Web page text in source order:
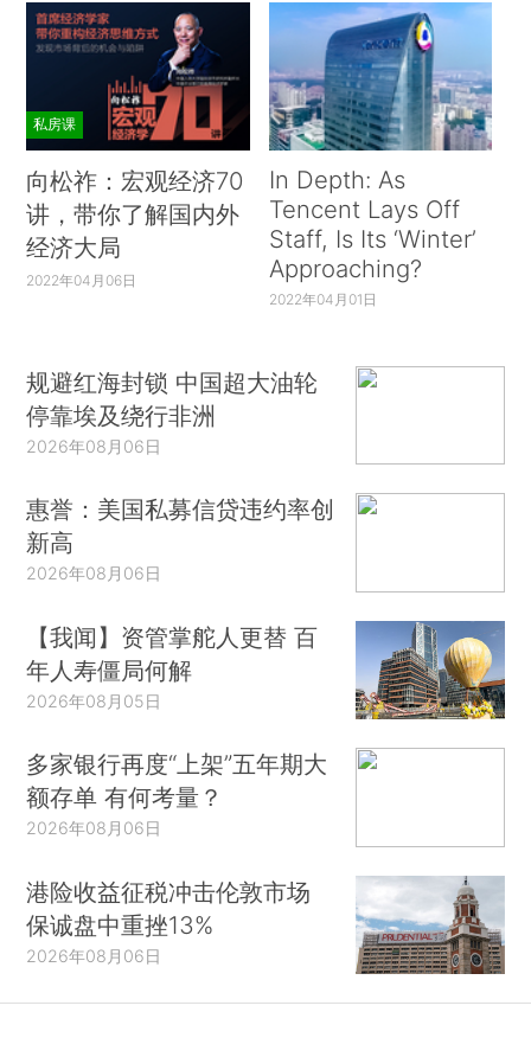
私房课
向松祚：宏观经济70
讲，带你了解国内外
经济大局
2022年04月06日
In Depth: As
Tencent Lays Off
Staff, Is Its ‘Winter’
Approaching?
2022年04月01日
规避红海封锁 中国超大油轮
停靠埃及绕行非洲
2026年08月06日
惠誉：美国私募信贷违约率创
新高
2026年08月06日
【我闻】资管掌舵人更替 百
年人寿僵局何解
2026年08月05日
多家银行再度“上架”五年期大
额存单 有何考量？
2026年08月06日
港险收益征税冲击伦敦市场
保诚盘中重挫13%
2026年08月06日